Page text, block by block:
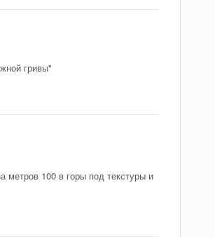
гривы"
метров 100 в горы под текстуры и